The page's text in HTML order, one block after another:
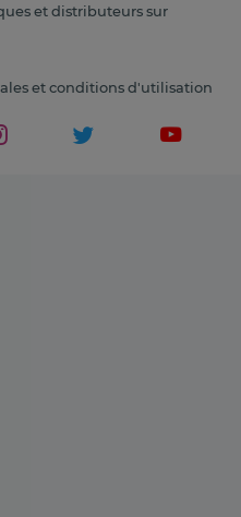
et distributeurs sur
et conditions d'utilisation